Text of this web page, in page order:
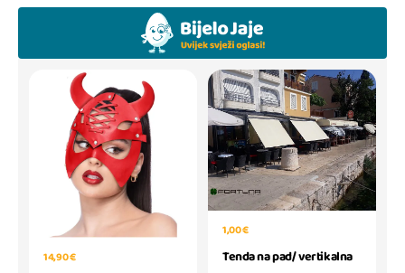
14,90 €
1,00 €
Tenda na pad/ vertikalna